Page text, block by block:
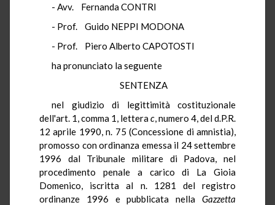
- Avv. Fernanda CONTRI
- Prof. Guido NEPPI MODONA
- Prof. Piero Alberto CAPOTOSTI
ha pronunciato la seguente
SENTENZA
nel giudizio di legittimità costituzionale
dell'art. 1, comma 1, letterac, numero 4, del d.P.R.
12 aprile 1990, n. 75 (Concessione di amnistia),
promosso con ordinanza emessa il 24 settembre
1996 dal Tribunale militare di Padova, nel
procedimento penale a carico di La Gioia
Domenico, iscritta al n. 1281 del registro
ordinanze 1996 e pubblicata nella Gazzetta